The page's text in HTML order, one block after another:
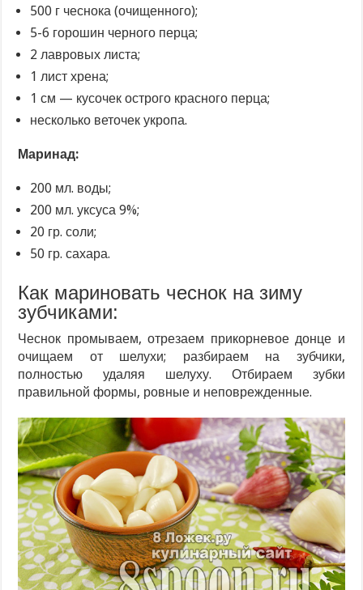
500 г чеснока (очищенного);
5-6 горошин черного перца;
2 лавровых листа;
1 лист хрена;
1 см — кусочек острого красного перца;
несколько веточек укропа.
Маринад:
200 мл. воды;
200 мл. уксуса 9%;
20 гр. соли;
50 гр. сахара.
Как мариновать чеснок на зиму
зубчиками:
Чеснок промываем, отрезаем прикорневое донце и
очищаем от шелухи; разбираем на зубчики,
полностью удаляя шелуху. Отбираем зубки
правильной формы, ровные и неповрежденные.